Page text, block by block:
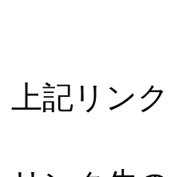
上記リン